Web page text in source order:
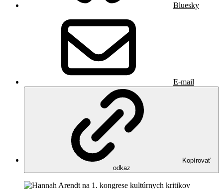
Bluesky
E-mail
Kopírovať
odkaz